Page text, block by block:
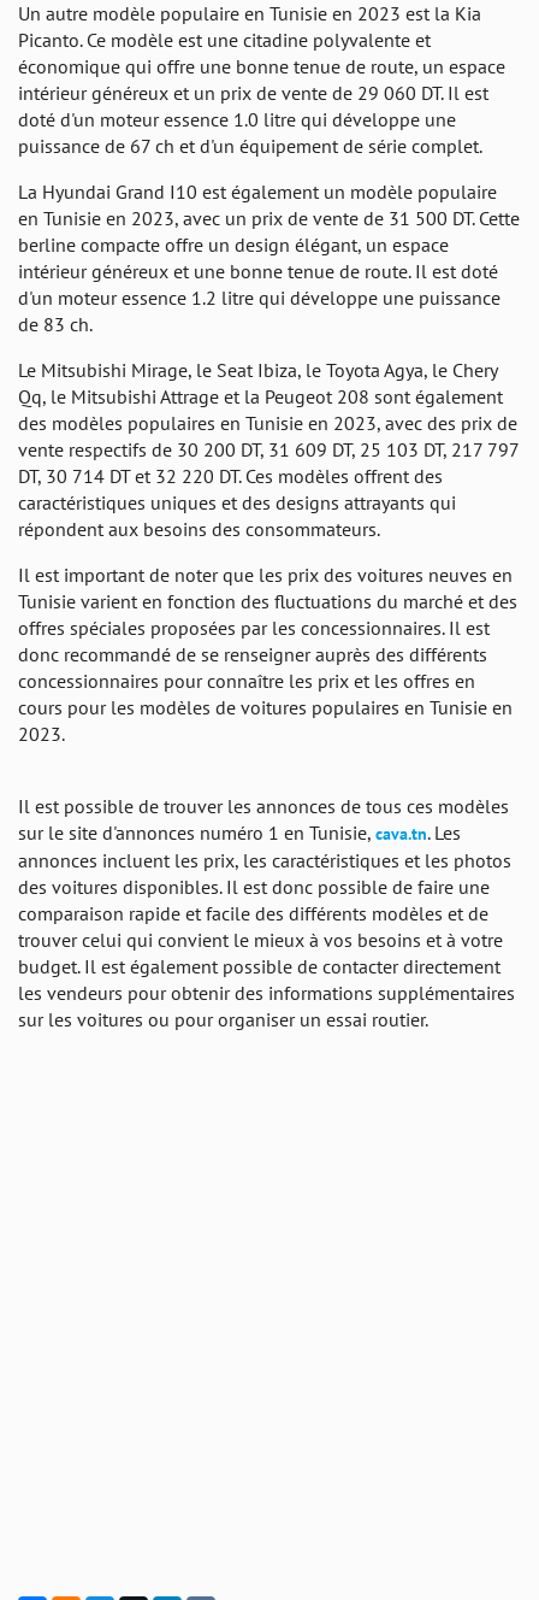
Un autre modèle populaire en Tunisie en 2023 est la Kia
Picanto. Ce modèle est une citadine polyvalente et
économique qui offre une bonne tenue de route, un espace
intérieur généreux et un prix de vente de 29 060 DT. Il est
doté d'un moteur essence 1.0 litre qui développe une
puissance de 67 ch et d'un équipement de série complet.
La Hyundai Grand I10 est également un modèle populaire
en Tunisie en 2023, avec un prix de vente de 31 500 DT. Cette
berline compacte offre un design élégant, un espace
intérieur généreux et une bonne tenue de route. Il est doté
d'un moteur essence 1.2 litre qui développe une puissance
de 83 ch.
Le Mitsubishi Mirage, le Seat Ibiza, le Toyota Agya, le Chery
Qq, le Mitsubishi Attrage et la Peugeot 208 sont également
des modèles populaires en Tunisie en 2023, avec des prix de
vente respectifs de 30 200 DT, 31 609 DT, 25 103 DT, 217 797
DT, 30 714 DT et 32 220 DT. Ces modèles offrent des
caractéristiques uniques et des designs attrayants qui
répondent aux besoins des consommateurs.
Il est important de noter que les prix des voitures neuves en
Tunisie varient en fonction des fluctuations du marché et des
offres spéciales proposées par les concessionnaires. Il est
donc recommandé de se renseigner auprès des différents
concessionnaires pour connaître les prix et les offres en
cours pour les modèles de voitures populaires en Tunisie en
2023.
Il est possible de trouver les annonces de tous ces modèles
sur le site d'annonces numéro 1 en Tunisie, cava.tn. Les
annonces incluent les prix, les caractéristiques et les photos
des voitures disponibles. Il est donc possible de faire une
comparaison rapide et facile des différents modèles et de
trouver celui qui convient le mieux à vos besoins et à votre
budget. Il est également possible de contacter directement
les vendeurs pour obtenir des informations supplémentaires
sur les voitures ou pour organiser un essai routier.